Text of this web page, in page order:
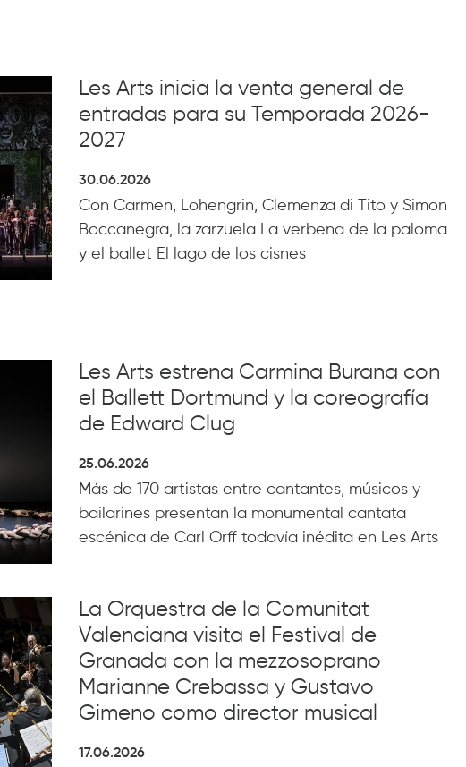
Les Arts inicia la venta general de
entradas para su Temporada 2026-
2027
30.06.2026
Con Carmen, Lohengrin, Clemenza di Tito y Simon
Boccanegra, la zarzuela La verbena de la paloma
y el ballet El lago de los cisnes
Les Arts estrena Carmina Burana con
el Ballett Dortmund y la coreografía
de Edward Clug
25.06.2026
Más de 170 artistas entre cantantes, músicos y
bailarines presentan la monumental cantata
escénica de Carl Orff todavía inédita en Les Arts
La Orquestra de la Comunitat
Valenciana visita el Festival de
Granada con la mezzosoprano
Marianne Crebassa y Gustavo
Gimeno como director musical
17.06.2026